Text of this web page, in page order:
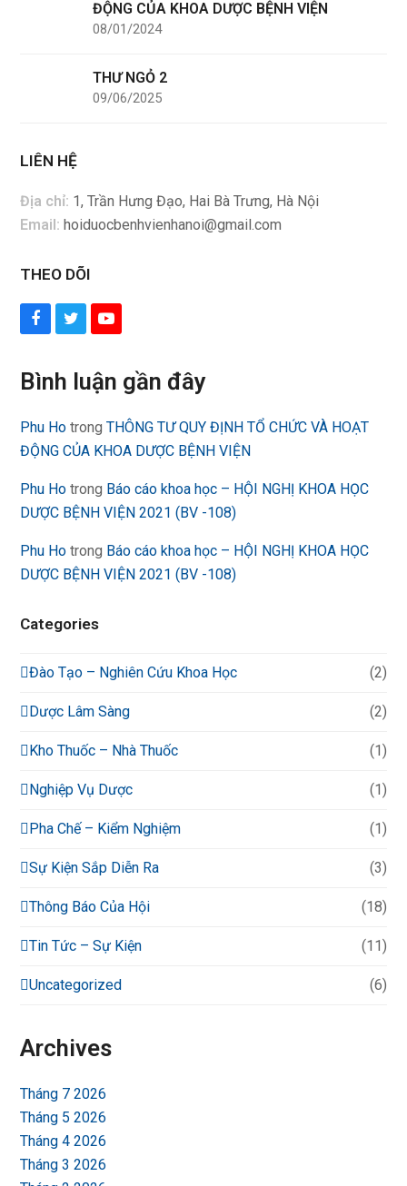
ĐỘNG CỦA KHOA DƯỢC BỆNH VIỆN
08/01/2024
THƯ NGỎ 2
09/06/2025
LIÊN HỆ
Địa chỉ: 1, Trần Hưng Đạo, Hai Bà Trưng, Hà Nội
Email: hoiduocbenhvienhanoi@gmail.com
THEO DÕI
Facebook
TwitterYouTube
Bình luận gần đây
Phu Ho trongTHÔNG TƯ QUY ĐỊNH TỔ CHỨC VÀ HOẠT
ĐỘNG CỦA KHOA DƯỢC BỆNH VIỆN
Phu Ho trong Báo cáo khoa học – HỘI NGHỊ KHOA HỌC
DƯỢC BỆNH VIỆN 2021 (BV -108)
Phu Ho trong Báo cáo khoa học – HỘI NGHỊ KHOA HỌC
DƯỢC BỆNH VIỆN 2021 (BV -108)
Categories
Đào Tạo – Nghiên Cứu Khoa Học (2)
Dược Lâm Sàng (2)
Kho Thuốc – Nhà Thuốc (1)
Nghiệp Vụ Dược (1)
Pha Chế – Kiểm Nghiệm (1)
Sự Kiện Sắp Diễn Ra (3)
Thông Báo Của Hội (18)
Tin Tức – Sự Kiện (11)
Uncategorized (6)
Archives
Tháng 7 2026
Tháng 5 2026
Tháng 4 2026
Tháng 3 2026